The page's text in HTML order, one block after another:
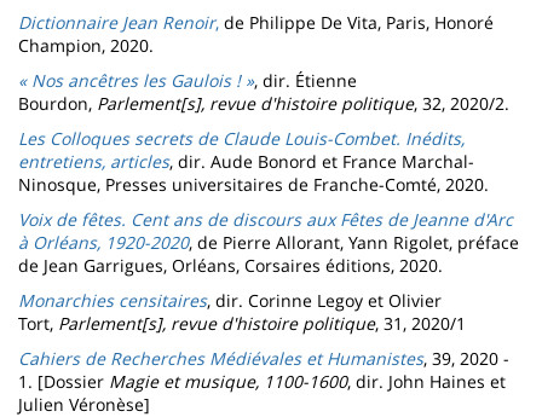
Dictionnaire Jean Renoir, de Philippe De Vita, Paris, Honoré
Champion, 2020.
« Nos ancêtres les Gaulois ! », dir. Étienne
Bourdon, Parlement[s], revue d'histoire politique, 32, 2020/2.
Les Colloques secrets de Claude Louis-Combet. Inédits,
entretiens, articles, dir. Aude Bonord et France Marchal-
Ninosque, Presses universitaires de Franche-Comté, 2020.
Voix de fêtes. Cent ans de discours aux Fêtes de Jeanne d'Arc
à Orléans, 1920-2020, de Pierre Allorant, Yann Rigolet, préface
de Jean Garrigues, Orléans, Corsaires éditions, 2020.
Monarchies censitaires, dir. Corinne Legoy et Olivier
Tort, Parlement[s], revue d'histoire politique, 31, 2020/1
Cahiers de Recherches Médiévales et Humanistes, 39, 2020 -
1. [Dossier Magie et musique, 1100-1600, dir. John Haines et
Julien Véronèse]